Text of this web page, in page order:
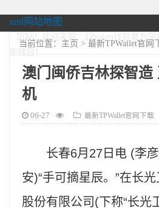
xml网站地图
您好！欢迎来到：TPtoken钱包官方
字钱包！
当前位置： 主页 > 最新TPWallet官网
澳门闽侨吉林探智造
机
06-27 最新TPWallet官网下载
长春6月27日电 (李
安)“手可摘星辰。”在长
股份有限公司(下称“长光